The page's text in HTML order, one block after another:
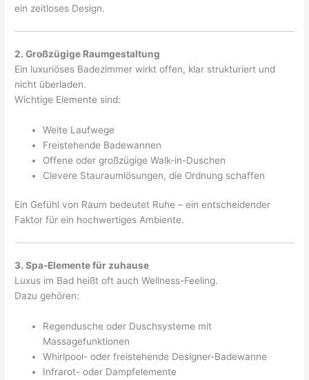
ein zeitloses Design.
2. Großzügige Raumgestaltung
Ein luxuriöses Badezimmer wirkt offen, klar strukturiert und
nicht überladen.
Wichtige Elemente sind:
Weite Laufwege
Freistehende Badewannen
Offene oder großzügige Walk-in-Duschen
Clevere Stauraumlösungen, die Ordnung schaffen
Ein Gefühl von Raum bedeutet Ruhe – ein entscheidender
Faktor für ein hochwertiges Ambiente.
3. Spa-Elemente für zuhause
Luxus im Bad heißt oft auch Wellness-Feeling.
Dazu gehören:
Regendusche oder Duschsysteme mit
Massagefunktionen
Whirlpool- oder freistehende Designer-Badewanne
Infrarot- oder Dampfelemente